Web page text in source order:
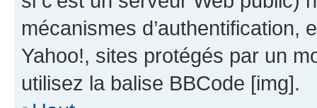
mécanismes d’authentification,
Yahoo!, sites protégés par un
utilisez la balise BBCode [img].